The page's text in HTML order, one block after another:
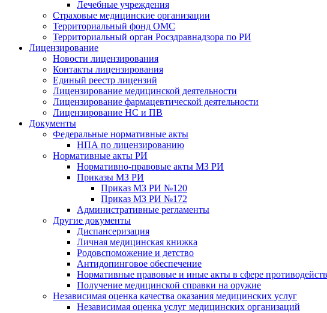
Лечебные учреждения
Страховые медицинские организации
Территориальный фонд ОМС
Территориальный орган Росздравнадзора по РИ
Лицензирование
Новости лицензирования
Контакты лицензирования
Единый реестр лицензий
Лицензирование медицинской деятельности
Лицензирование фармацевтической деятельности
Лицензирование НС и ПВ
Документы
Федеральные нормативные акты
НПА по лицензированию
Нормативные акты РИ
Нормативно-правовые акты МЗ РИ
Приказы МЗ РИ
Приказ МЗ РИ №120
Приказ МЗ РИ №172
Административные регламенты
Другие документы
Диспансеризация
Личная медицинская книжка
Родовспоможение и детство
Антидопинговое обеспечение
Нормативные правовые и иные акты в сфере
Получение медицинской справки на оружие
Независимая оценка качества оказания медицинских услуг
Независимая оценка услуг медицинскиx организаций